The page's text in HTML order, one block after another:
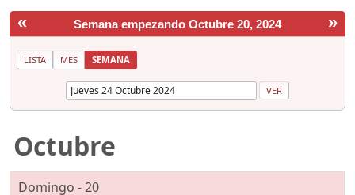
« »
Semana empezando Octubre 20, 2024
LISTA MES SEMANA
Octubre
Domingo - 20